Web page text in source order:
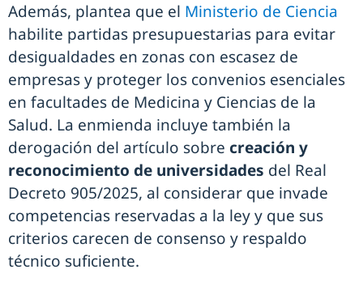
Además, plantea que el Ministerio de Ciencia
habilite partidas presupuestarias para evitar
desigualdades en zonas con escasez de
empresas y proteger los convenios esenciales
en facultades de Medicina y Ciencias de la
Salud. La enmienda incluye también la
derogación del artículo sobre creación y
reconocimiento de universidades del Real
Decreto 905/2025, al considerar que invade
competencias reservadas a la ley y que sus
criterios carecen de consenso y respaldo
técnico suficiente.